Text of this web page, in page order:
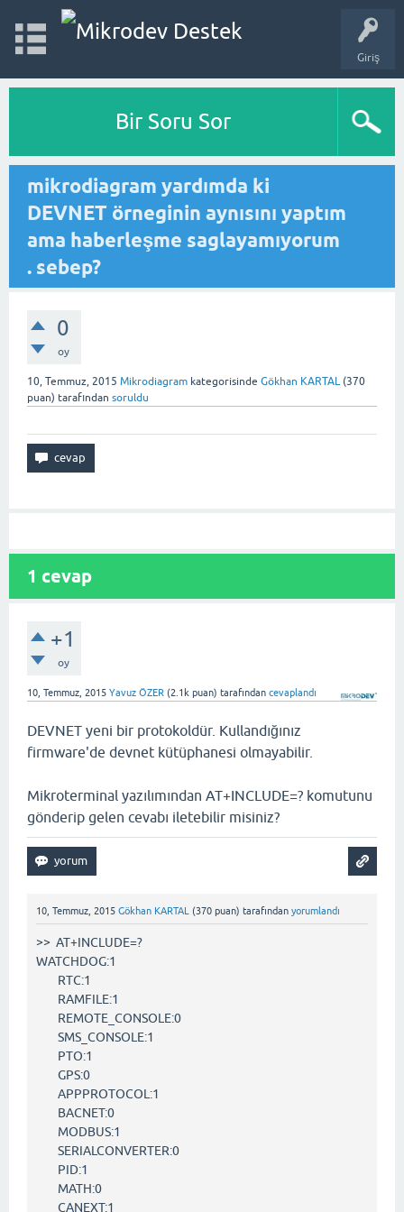
Giriş
Bir Soru Sor
mikrodiagram yardımda ki
DEVNET örneginin aynısını yaptım
ama haberleşme saglayamıyorum
. sebep?
0
oy
10, Temmuz, 2015 Mikrodiagram kategorisinde Gökhan KARTAL (370
puan) tarafından soruldu
1 cevap
+1
oy
10, Temmuz, 2015 Yavuz ÖZER (2.1k puan) tarafından cevaplandı
DEVNET yeni bir protokoldür. Kullandığınız
firmware'de devnet kütüphanesi olmayabilir.
Mikroterminal yazılımından AT+INCLUDE=? komutunu
gönderip gelen cevabı iletebilir misiniz?
10, Temmuz, 2015 Gökhan KARTAL (370 puan) tarafından yorumlandı
>> AT+INCLUDE=?
WATCHDOG:1
RTC:1
RAMFILE:1
REMOTE_CONSOLE:0
SMS_CONSOLE:1
PTO:1
GPS:0
APPPROTOCOL:1
BACNET:0
MODBUS:1
SERIALCONVERTER:0
PID:1
MATH:0
CANEXT:1